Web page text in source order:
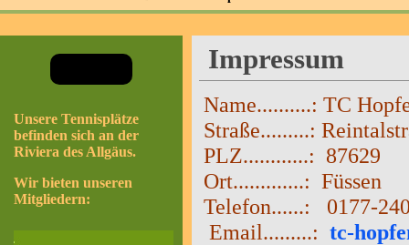
Unsere Tennisplätze
befinden sich an der
Riviera des Allgäus.
Wir bieten unseren
Mitgliedern:
Impressum
Name..........: TC
Straße.........:
PLZ............: 87629
Ort.............: Füssen
Telefon......: 0177-
Email.........: tc-